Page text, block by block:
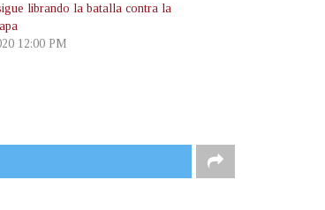
librando la batalla contra la
12:00 PM